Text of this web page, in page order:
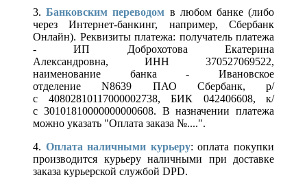
3.Банковским переводом в любом банке (либо
через Интернет-банкинг, например, Сбербанк
Онлайн). Реквизиты платежа: получатель платежа
- ИП Доброхотова Екатерина
Александровна, ИНН 370527069522,
наименование банка - Ивановское
отделение N8639 ПАО Сбербанк, р/
с 40802810117000002738, БИК 042406608, к/
с 30101810000000000608. В назначении платежа
можно указать "Оплата заказа №....".
4. Оплата наличными курьеру: оплата покупки
производится курьеру наличными при доставке
заказа курьерской службой DPD.